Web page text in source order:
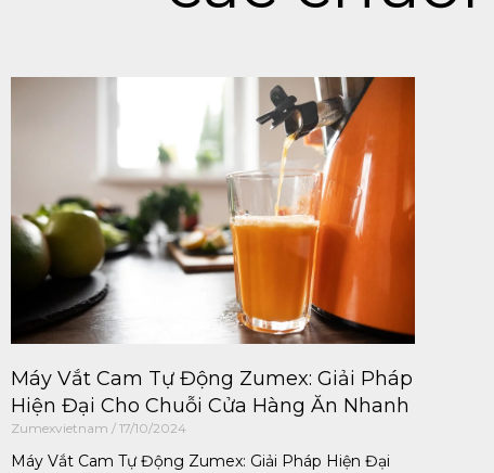
Máy Vắt Cam Tự Động Zumex: Giải Pháp
Hiện Đại Cho Chuỗi Cửa Hàng Ăn Nhanh
Zumexvietnam 17/10/2024
Máy Vắt Cam Tự Động Zumex: Giải Pháp Hiện Đại